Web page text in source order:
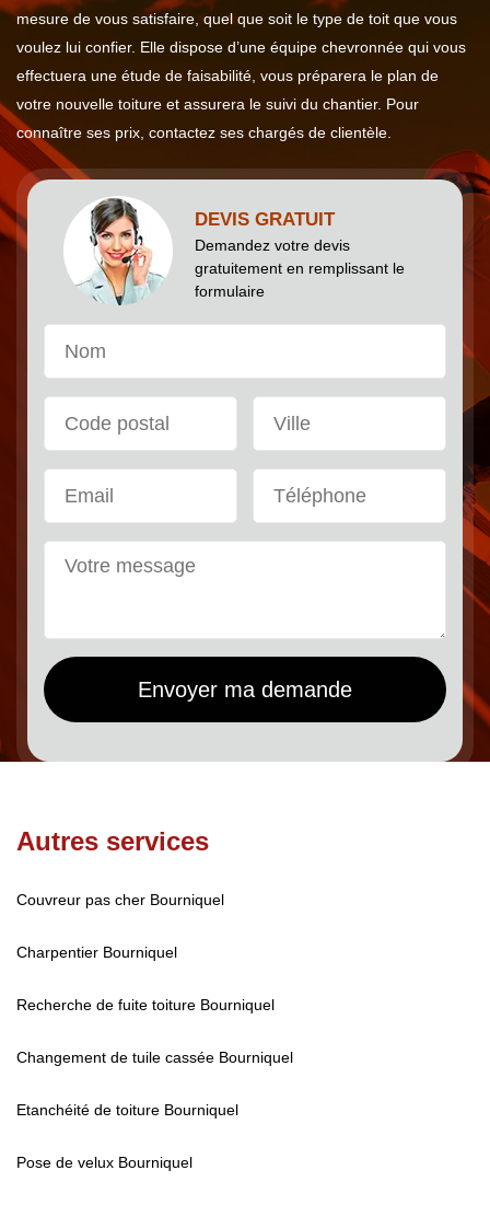
mesure de vous satisfaire, quel que soit le type de toit que vous
voulez lui confier. Elle dispose d’une équipe chevronnée qui vous
effectuera une étude de faisabilité, vous préparera le plan de
votre nouvelle toiture et assurera le suivi du chantier. Pour
connaître ses prix, contactez ses chargés de clientèle.
DEVIS GRATUIT
Demandez votre devis
gratuitement en remplissant le
formulaire
Autres services
Couvreur pas cher Bourniquel
Charpentier Bourniquel
Recherche de fuite toiture Bourniquel
Changement de tuile cassée Bourniquel
Etanchéité de toiture Bourniquel
Pose de velux Bourniquel